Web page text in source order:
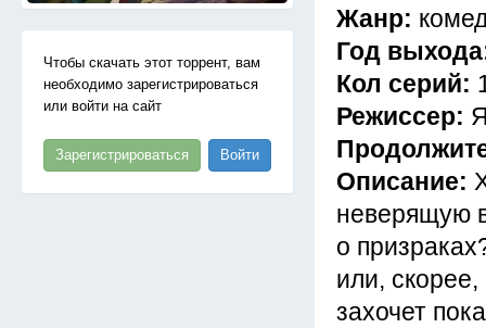
Чтобы скачать этот торрент, вам
необходимо зарегистрироваться
или войти на сайт
Зарегистрироваться Войти
Жанр:
Год
Кол серий:
Режиссер:
Описание:
неверящую
о
или,
захочет